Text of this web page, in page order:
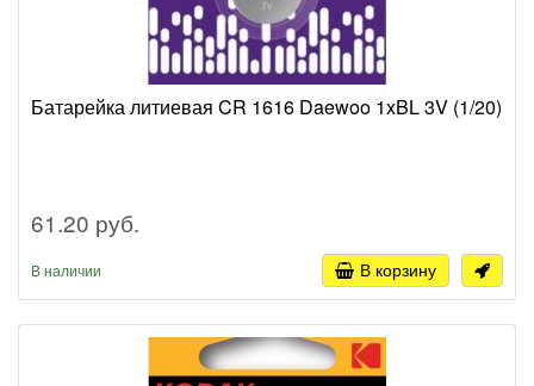
Батарейка литиевая CR 1616 Daewoo 1xBL 3V (1/20)
61.20 руб.
В наличии В корзину